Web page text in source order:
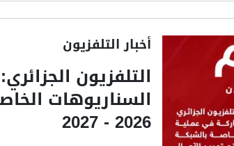
أخبار التلفزيون
التلفزيون
السناريوهات
2026 - 2027